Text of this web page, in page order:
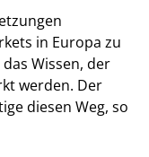
in Europa zu
Wissen, der
werden. Der
diesen Weg, so